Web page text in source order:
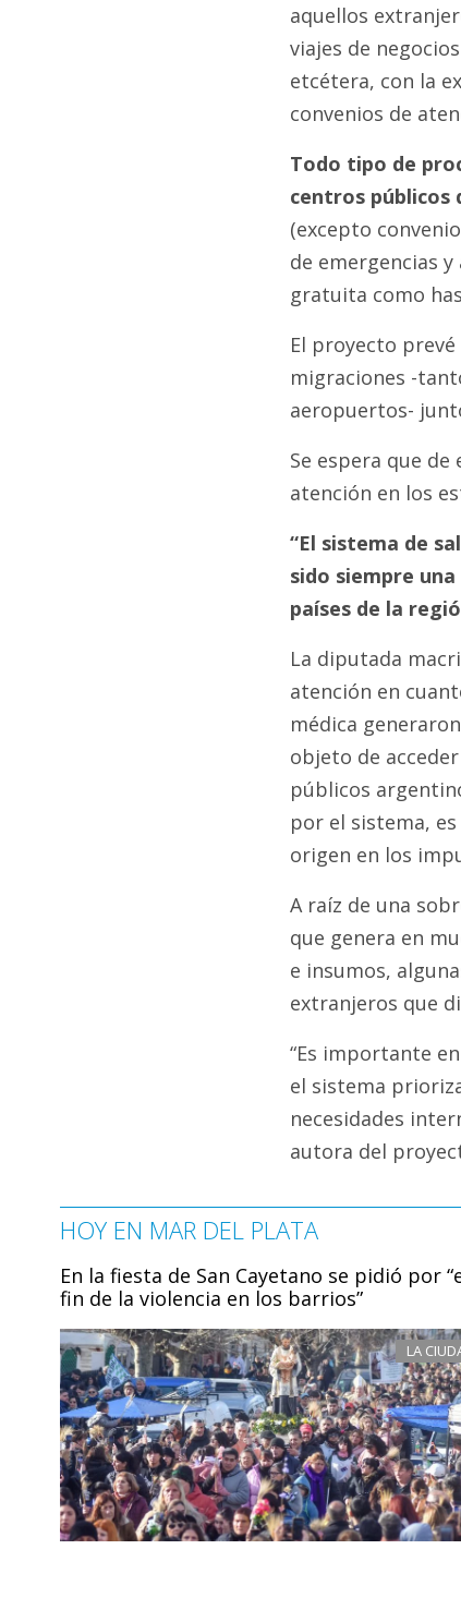
aquellos
viajes de
etcétera, con la
convenios de
Todo tipo de
centros públicos
(excepto
de emergencias
gratuita como
El proyecto
migraciones -
aeropuertos-
Se espera que
atención en los
“El sistema de
sido siempre
países de la
La diputada
atención en
médica
objeto de
públicos
por el sistema,
origen en los
A raíz de una
que genera en
e insumos,
extranjeros que
“Es importante
el sistema
necesidades
autora del
HOY EN MAR DEL PLATA
En la fiesta de San Cayetano se pidió por
fin de la violencia en los barrios”
LA